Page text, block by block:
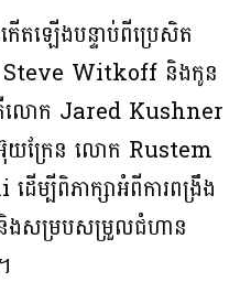
ើតឡើងបន្ទាប់ពី​ប្រេសិត​
Steve Witkoff និងកូន
លោក Jared Kushner
អ៊ុយក្រែន លោក Rustem
បីពិភាក្សាអំពីការពង្រឹង
និងសម្របសម្រួលជំហាន